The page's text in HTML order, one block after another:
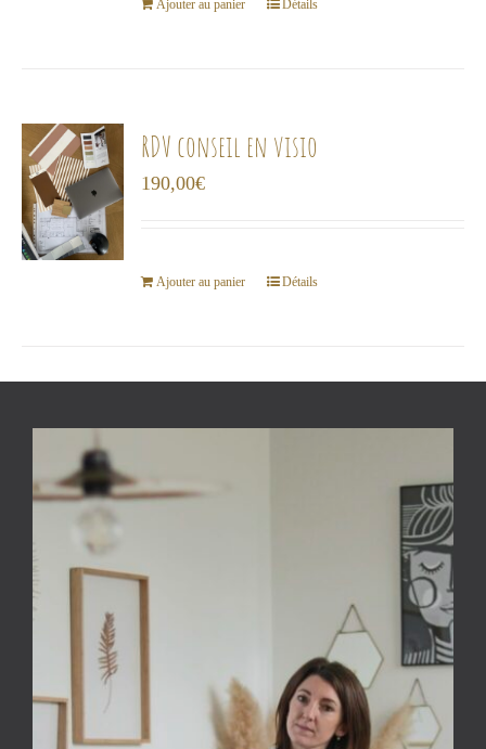
choisies
produit
Ajouter au panier Détails
RDV conseil en visio
190,00€
Ajouter au panier Détails